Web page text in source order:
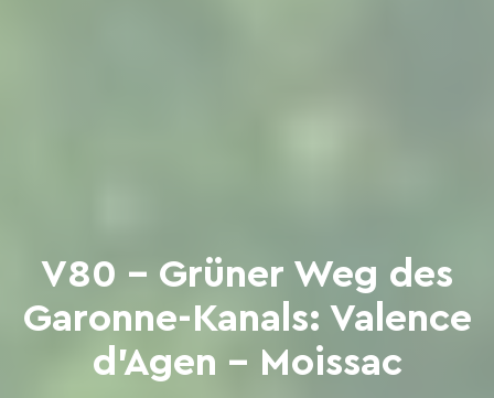
V80 - Grüner Weg des
Garonne-Kanals: Valence
d'Agen - Moissac